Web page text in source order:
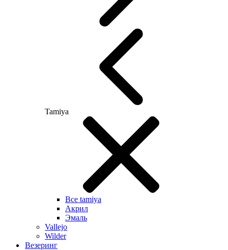
Tamiya
Все tamiya
Акрил
Эмаль
Vallejo
Wilder
Везеринг